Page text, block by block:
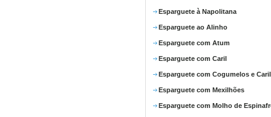
Esparguete à Napolitana
Esparguete ao Alinho
Esparguete com Atum
Esparguete com Caril
Esparguete com Cogumelos e Caril
Esparguete com Mexilhões
Esparguete com Molho de